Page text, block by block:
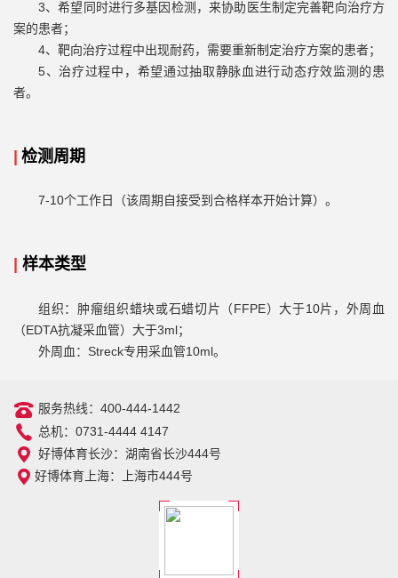
3、希望同时进行多基因检测，来协助医生制定完善靶向治疗方
案的患者；
4、靶向治疗过程中出现耐药，需要重新制定治疗方案的患者；
5、治疗过程中，希望通过抽取静脉血进行动态疗效监测的患
者。
检测周期
7-10个工作日（该周期自接受到合格样本开始计算）。
样本类型
组织：肿瘤组织蜡块或石蜡切片（FFPE）大于10片，外周血
（EDTA抗凝采血管）大于3ml；
外周血：Streck专用采血管10ml。
服务热线：400-444-1442
总机：0731-4444 4147
好博体育长沙：湖南省长沙444号
好博体育上海：上海市444号